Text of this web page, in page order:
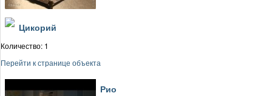
Цикорий
Количество: 1
Перейти к странице объекта
Рио